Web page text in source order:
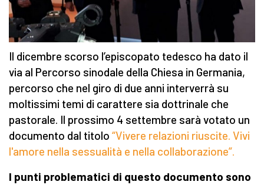
Il dicembre scorso l’episcopato tedesco ha dato il
via al Percorso sinodale della Chiesa in Germania,
percorso che nel giro di due anni interverrà su
moltissimi temi di carattere sia dottrinale che
pastorale. Il prossimo 4 settembre sarà votato un
documento dal titolo “Vivere relazioni riuscite. Vivi
l'amore nella sessualità e nella collaborazione”.
I punti problematici di questo documento sono